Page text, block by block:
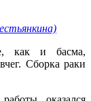
как и басма,
Сборка раки